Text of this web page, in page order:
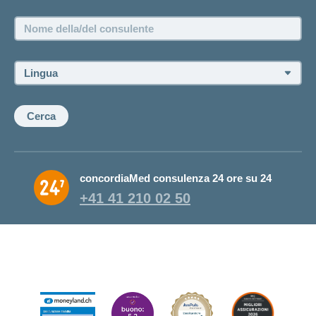
Nome
della/del
Lingua:
Cerca
concordiaMed consulenza 24 ore su 24
+41 41 210 02 50